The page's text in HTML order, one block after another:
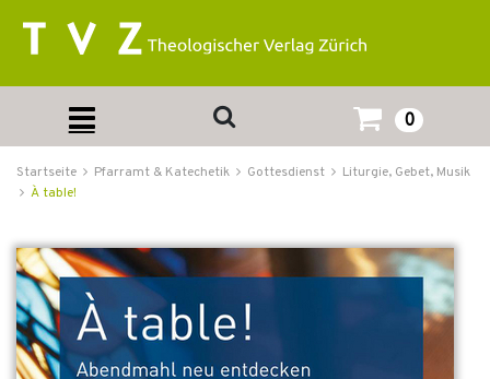
0
Startseite Pfarramt & Katechetik Gottesdienst
Liturgie, Gebet, Musik
À table!